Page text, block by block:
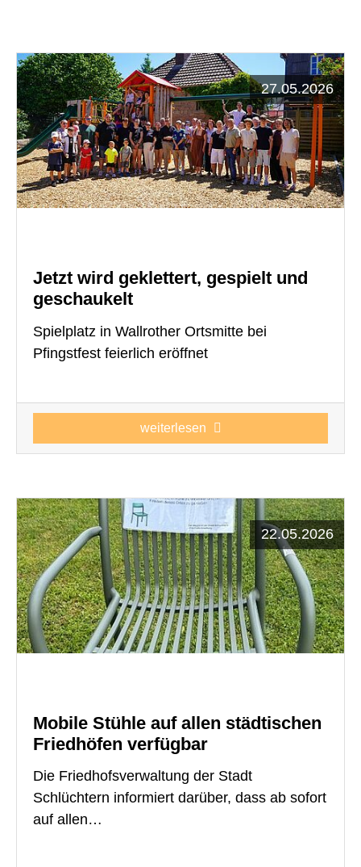
27.05.2026
Jetzt wird geklettert, gespielt und
geschaukelt
Spielplatz in Wallrother Ortsmitte bei
Pfingstfest feierlich eröffnet
weiterlesen
22.05.2026
Mobile Stühle auf allen städtischen
Friedhöfen verfügbar
Die Friedhofsverwaltung der Stadt
Schlüchtern informiert darüber, dass ab sofort
auf allen…